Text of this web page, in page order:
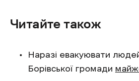
Читайте також
Наразі евакуювати
Борівської громади